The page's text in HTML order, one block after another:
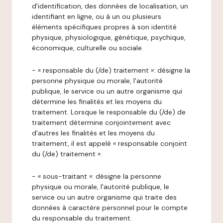
d'identification, des données de localisation, un
identifiant en ligne, ou à un ou plusieurs
éléments spécifiques propres à son identité
physique, physiologique, génétique, psychique,
économique, culturelle ou sociale.
- « responsable du (/de) traitement »: désigne la
personne physique ou morale, l'autorité
publique, le service ou un autre organisme qui
détermine les finalités et les moyens du
traitement. Lorsque le responsable du (/de) de
traitement détermine conjointement avec
d'autres les finalités et les moyens du
traitement, il est appelé « responsable conjoint
du (/de) traitement ».
- « sous-traitant »: désigne la personne
physique ou morale, l'autorité publique, le
service ou un autre organisme qui traite des
données à caractère personnel pour le compte
du responsable du traitement.